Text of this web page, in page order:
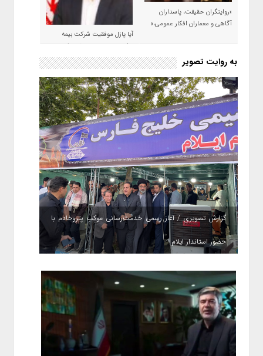
«روایتگران حقیقت، پاسداران
آگاهی و معماران افکار عمومی،»
آیا پازل موفقیت شرکت بیمه
حکمت صبا در سال ۱۴۰۵ کامل می
شود؟!
به روایت تصویر
گزارش تصویری / آغاز رسمی خدمت‌رسانی موکب پتروخادم با
حضور استاندار ایلام